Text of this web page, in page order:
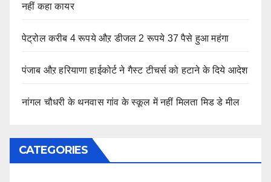
नहीं कहा कायर
पेट्रोल करीब 4 रूपये औऱ डीजल 2 रूपये 37 पैसे हुआ महंगा
पंजाब औऱ हरियाणा हाईकोर्ट ने गैस्ट टीचर्स को हटाने के दिये आदेश
नांगल चौधरी के थनवास गांव के स्कूल में नहीं मिलता मिड डे मील
CATEGORIES